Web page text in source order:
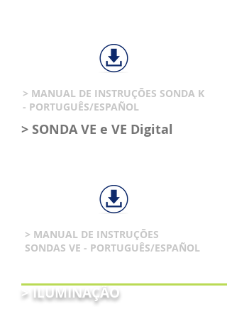
> MANUAL DE INSTRUÇÕES SONDA K
- PORTUGUÊS/ESPAÑOL
> SONDA VE e VE Digital
> MANUAL DE INSTRUÇÕES
SONDAS VE - PORTUGUÊS/ESPAÑOL
> ILUMINAÇÃO